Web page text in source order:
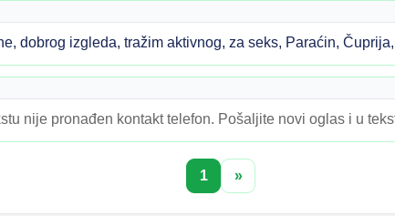
dobrog izgleda, tražim aktivnog, za seks, Paraćin, Čuprija,
nije pronađen kontakt telefon. Pošaljite novi oglas i u
1 »